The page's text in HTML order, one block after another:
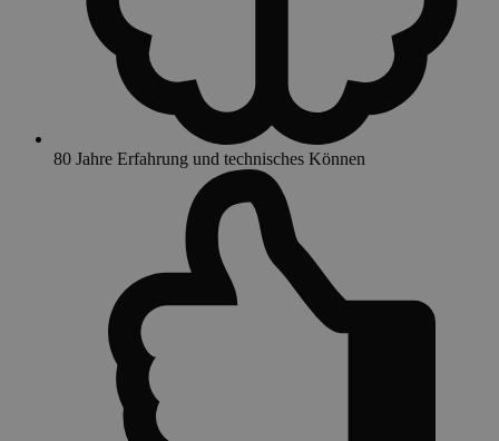
80 Jahre Erfahrung und technisches Können